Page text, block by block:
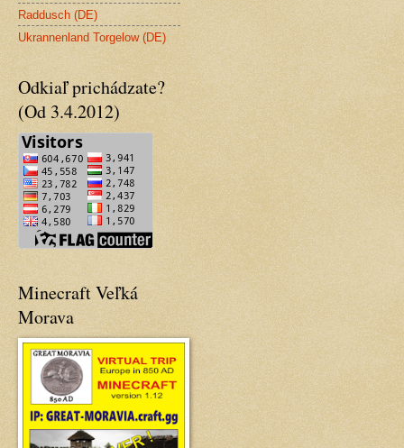
Raddusch (DE)
Ukrannenland Torgelow (DE)
Odkiaľ prichádzate?
(Od 3.4.2012)
Minecraft Veľká
Morava